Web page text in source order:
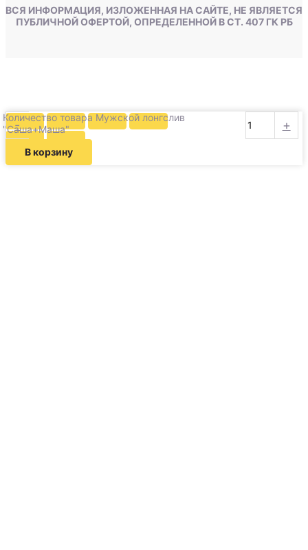
ВСЯ ИНФОРМАЦИЯ, ИЗЛОЖЕННАЯ НА САЙТЕ, НЕ ЯВЛЯЕТСЯ
ПУБЛИЧНОЙ ОФЕРТОЙ, ОПРЕДЕЛЕННОЙ В СТ. 407 ГК РБ
-
Количество товара Мужской лонгслив
"Саша+Маша"
+
В корзину